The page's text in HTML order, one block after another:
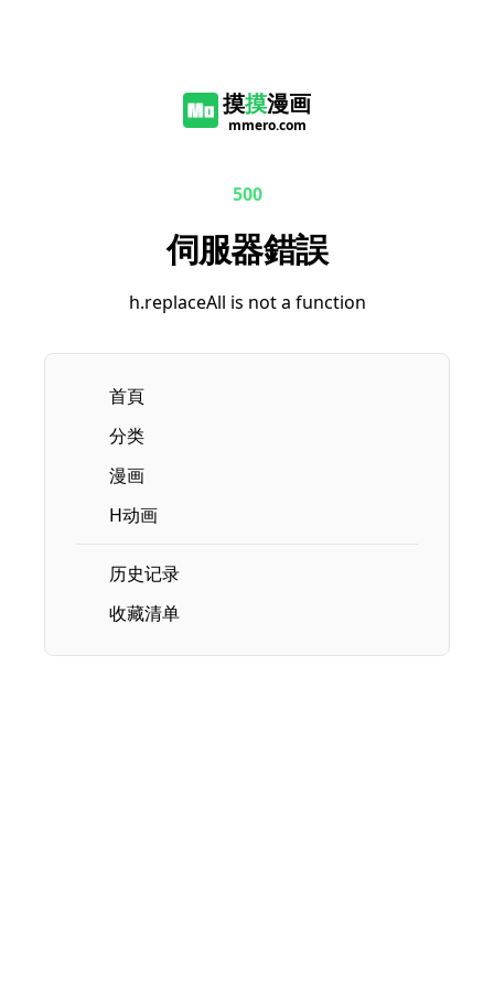
摸摸漫画
mmero.com
500
伺服器錯誤
h.replaceAll is not a function
首頁
分类
漫画
H动画
历史记录
收藏清单